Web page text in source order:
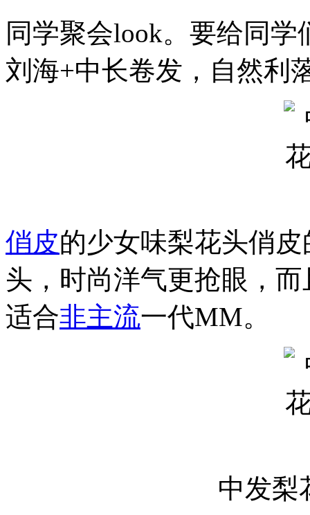
同学聚会look。要给同
刘海+中长卷发，自然利
俏皮的少女味梨花头俏
头，时尚洋气更抢眼，
适合非主流一代MM。
中发梨